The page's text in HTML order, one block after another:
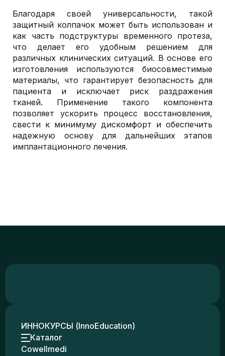
Благодаря своей универсальности, такой
защитный колпачок может быть использован и
как часть подструктуры временного протеза,
что делает его удобным решением для
различных клинических ситуаций. В основе его
изготовления используются биосовместимые
материалы, что гарантирует безопасность для
пациента и исключает риск раздражения
тканей. Применение такого компонента
позволяет ускорить процесс восстановления,
свести к минимуму дискомфорт и обеспечить
надежную основу для дальнейших этапов
имплантационного лечения.
ИННОКУРСЫ (InnoEducation)
Каталог
Cowellmedi